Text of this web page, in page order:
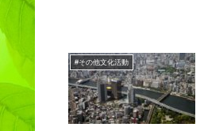
#その他文化活動